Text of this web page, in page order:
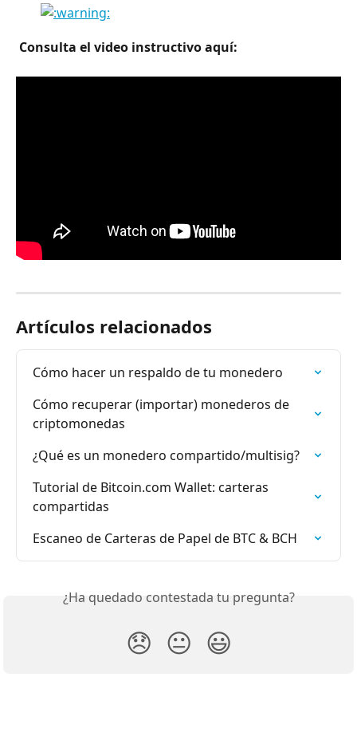
Consulta el video instructivo aquí:
Artículos relacionados
Cómo hacer un respaldo de tu monedero
Cómo recuperar (importar) monederos de
criptomonedas
¿Qué es un monedero compartido/multisig?
Tutorial de Bitcoin.com Wallet: carteras
compartidas
Escaneo de Carteras de Papel de BTC & BCH
¿Ha quedado contestada tu pregunta?
😞 😐 😃